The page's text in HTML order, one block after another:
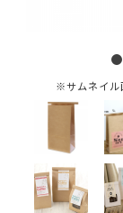
※サムネイル